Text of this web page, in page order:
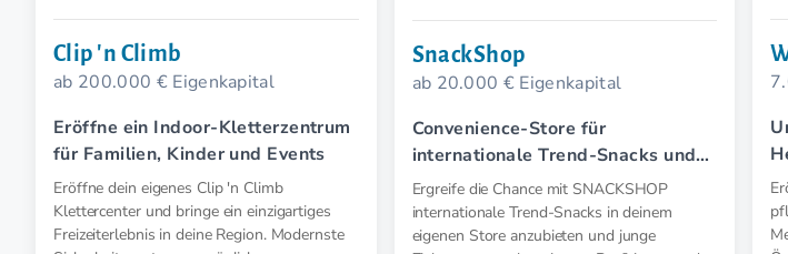
Clip 'n Climb
ab 200.000 € Eigenkapital
Eröffne ein Indoor-Kletterzentrum
für Familien, Kinder und Events
Eröffne dein eigenes Clip 'n Climb
Klettercenter und bringe ein einzigartiges
Freizeiterlebnis in deine Region. Modernste
SnackShop
ab 20.000 € Eigenkapital
Convenience-Store für
internationale Trend-Snacks und
limitierte Importprodukte
Ergreife die Chance mit SNACKSHOP
internationale Trend-Snacks in deinem
eigenen Store anzubieten und junge